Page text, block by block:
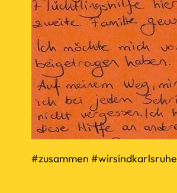
#zusammen #wirsindkarlsruhe